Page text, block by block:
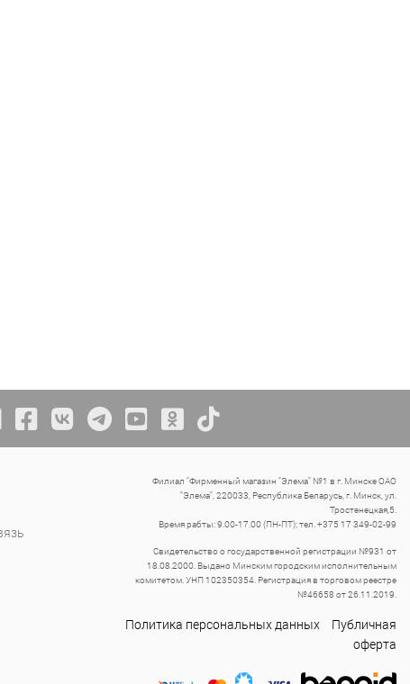
Филиал "Фирменный магазин "Элема" №1 в г. Минске ОАО
"Элема", 220033, Республика Беларусь, г. Минск, ул.
Тростенецкая,5.
Время рабты: 9.00-17.00 (ПН-ПТ); тел. +375 17 349-02-99
Свидетельство о государственной регистрации №931 от
18.08.2000. Выдано Минским городским исполнительным
комитетом. УНП 102350354. Регистрация в торговом реестре
№46658 от 26.11.2019.
Политика персональных данных
Публичная
оферта